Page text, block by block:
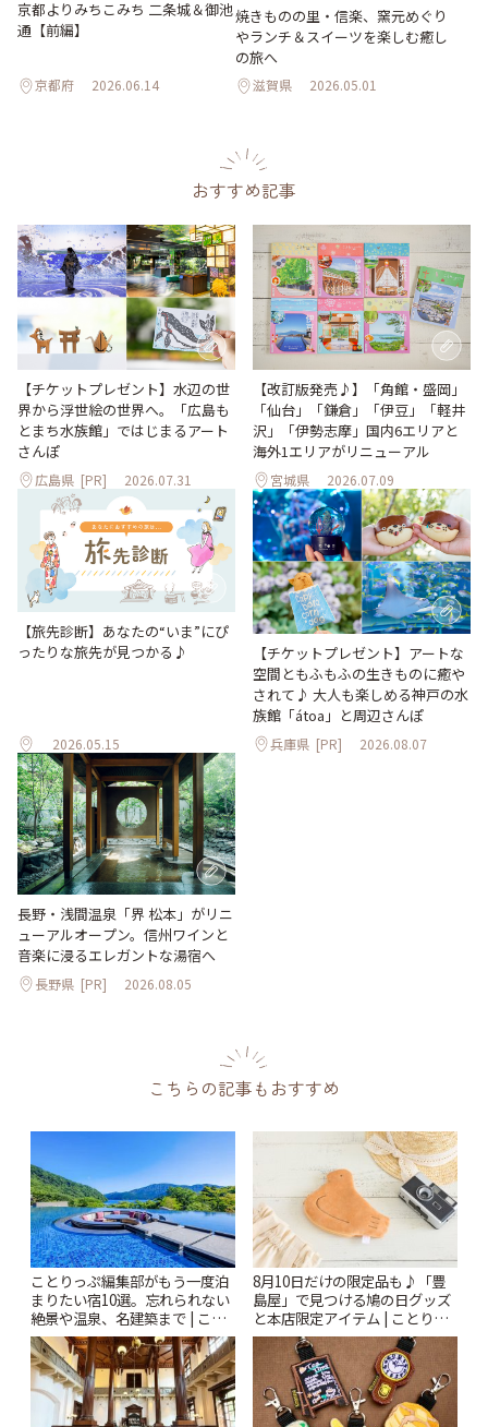
京都よりみちこみち 二条城＆御池
通【前編】
京都府 2026.06.14
焼きものの里・信楽、窯元めぐり
やランチ＆スイーツを楽しむ癒し
の旅へ
滋賀県 2026.05.01
おすすめ記事
【チケットプレゼント】水辺の世
界から浮世絵の世界へ。「広島も
とまち水族館」ではじまるアート
さんぽ
広島県 [PR] 2026.07.31
【改訂版発売♪】「角館・盛岡」
「仙台」「鎌倉」「伊豆」「軽井
沢」「伊勢志摩」国内6エリアと
海外1エリアがリニューアル
宮城県 2026.07.09
【旅先診断】あなたの“いま”にぴ
ったりな旅先が見つかる♪
2026.05.15
【チケットプレゼント】アートな
空間ともふもふの生きものに癒や
されて♪ 大人も楽しめる神戸の水
族館「átoa」と周辺さんぽ
兵庫県 [PR] 2026.08.07
長野・浅間温泉「界 松本」がリニ
ューアルオープン。信州ワインと
音楽に浸るエレガントな湯宿へ
長野県 [PR] 2026.08.05
こちらの記事もおすすめ
ことりっぷ編集部がもう一度泊
まりたい宿10選。忘れられない
絶景や温泉、名建築まで | こと
りっぷ
8月10日だけの限定品も♪「豊
島屋」で見つける鳩の日グッズ
と本店限定アイテム | ことりっ
ぷ